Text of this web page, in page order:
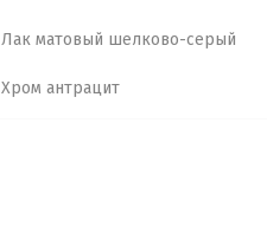
Лак матовый шелково-серый
Хром антрацит